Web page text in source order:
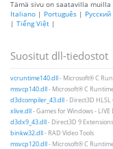
Tämä sivu on saatavilla
Italiano | Português | Русский
| Tiếng Việt |
Suositut dll-tiedostot
vcruntime140.dll- Microsoft® C
msvcp140.dll- Microsoft® C
d3dcompiler_43.dll- Direct3D
xlive.dll- Games for Windows - LIVE
d3dx9_43.dll- Direct3D 9 Extensions
binkw32.dll- RAD Video Tools
msvcp120.dll- Microsoft® C